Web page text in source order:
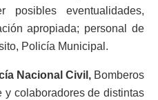
posibles eventualidades,
apropiada; personal de
Policía Municipal.
Nacional Civil,Bomberos
y colaboradores de distintas